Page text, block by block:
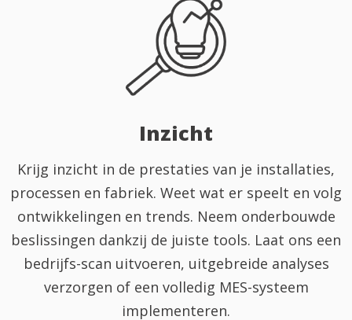
Inzicht
Krijg inzicht in de prestaties van je installaties,
processen en fabriek. Weet wat er speelt en volg
ontwikkelingen en trends. Neem onderbouwde
beslissingen dankzij de juiste tools. Laat ons een
bedrijfs-scan uitvoeren, uitgebreide analyses
verzorgen of een volledig MES-systeem
implementeren.